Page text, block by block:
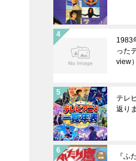
1983
った
view）
テレ
返り
『ふ